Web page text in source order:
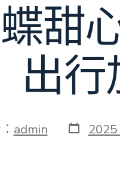
甜
出
admin 發
表
2025